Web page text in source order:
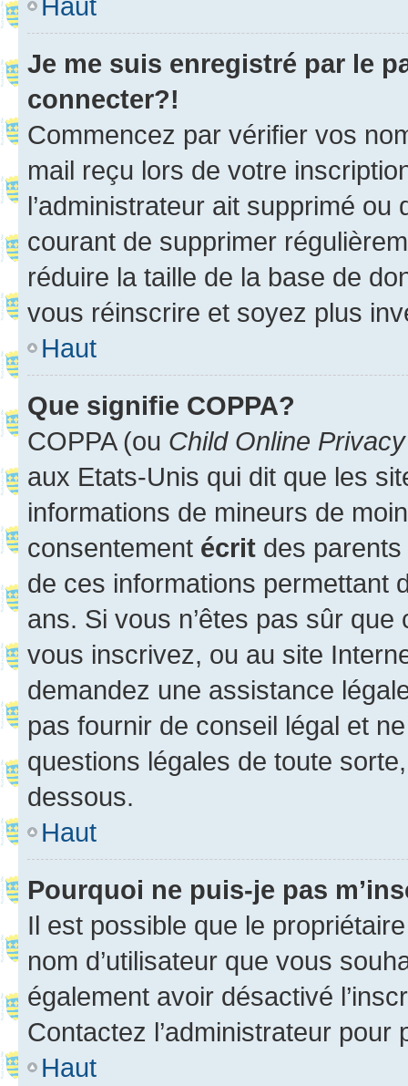
Je me suis enregistré par le
connecter?!
Commencez par vérifier vos
mail reçu lors de votre
l’administrateur ait supprimé
courant de supprimer
réduire la taille de la base de
vous réinscrire et soyez plus
Haut
Que signifie COPPA?
COPPA (ou Child Online
aux Etats-Unis qui dit que les
informations de mineurs de
consentement écrit des parents
de ces informations permettant
ans. Si vous n’êtes pas sûr
vous inscrivez, ou au site
demandez une assistance
pas fournir de conseil légal et
questions légales de toute
dessous.
Haut
Pourquoi ne puis-je pas
Il est possible que le
nom d’utilisateur que vous
également avoir désactivé
Contactez l’administrateur
Haut